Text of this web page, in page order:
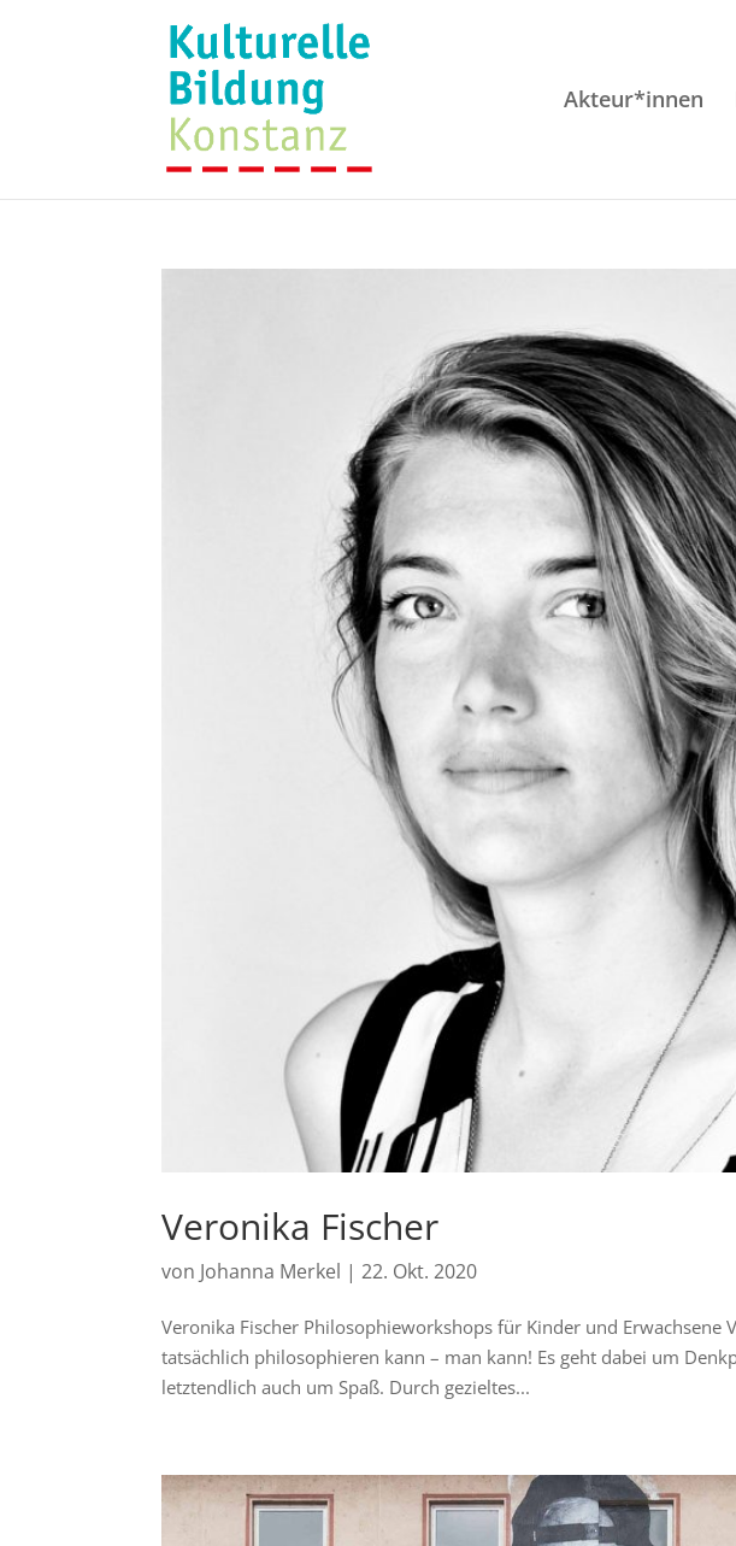
Akteur*innen
Veronika Fischer
von Johanna Merkel |22. Okt. 2020
Veronika Fischer Philosophieworkshops für Kinder und Erwachsene
tatsächlich philosophieren kann – man kann! Es geht dabei um
letztendlich auch um Spaß. Durch gezieltes...